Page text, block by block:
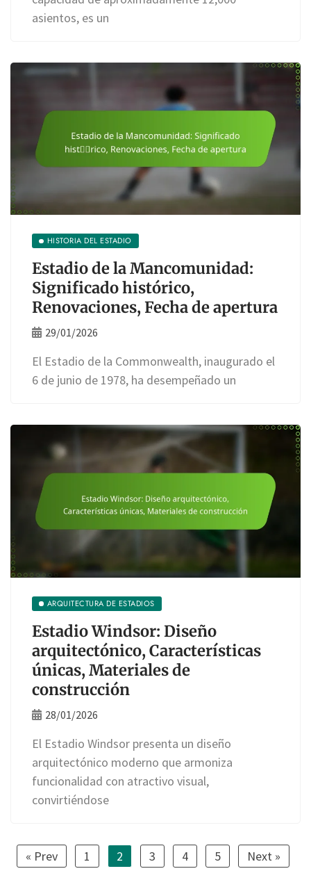
asientos, es un
HISTORIA DEL ESTADIO
Estadio de la Mancomunidad:
Significado histórico,
Renovaciones, Fecha de apertura
29/01/2026
El Estadio de la Commonwealth, inaugurado el
6 de junio de 1978, ha desempeñado un
ARQUITECTURA DE ESTADIOS
Estadio Windsor: Diseño
arquitectónico, Características
únicas, Materiales de
construcción
28/01/2026
El Estadio Windsor presenta un diseño
arquitectónico moderno que armoniza
funcionalidad con atractivo visual,
convirtiéndose
« Prev 1 2 3 4 5 Next »